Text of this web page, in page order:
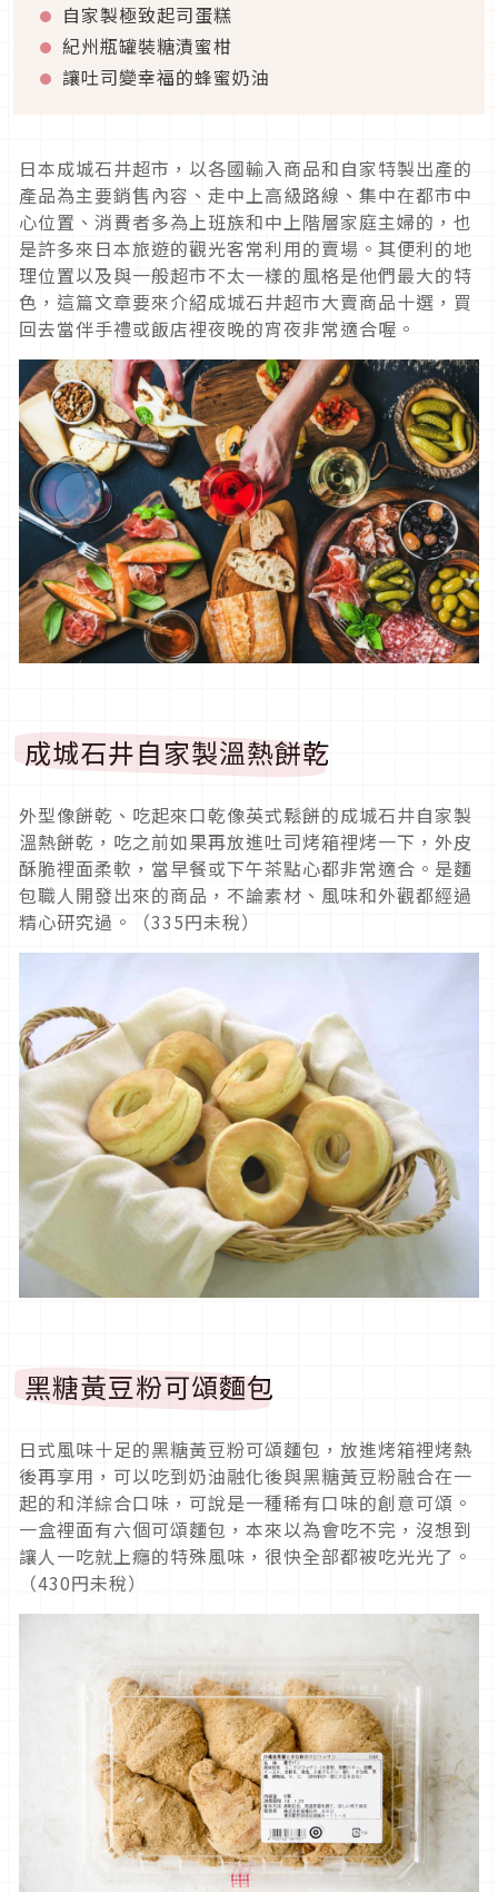
自家製極致起司蛋糕
紀州瓶罐裝糖漬蜜柑
讓吐司變幸福的蜂蜜奶油
日本成城石井超市，以各國輸入商品和自家特製出產的
產品為主要銷售內容、走中上高級路線、集中在都市中
心位置、消費者多為上班族和中上階層家庭主婦的，也
是許多來日本旅遊的觀光客常利用的賣場。其便利的地
理位置以及與一般超市不太一樣的風格是他們最大的特
色，這篇文章要來介紹成城石井超市大賣商品十選，買
回去當伴手禮或飯店裡夜晚的宵夜非常適合喔。
成城石井自家製溫熱餅乾
外型像餅乾、吃起來口乾像英式鬆餅的成城石井自家製
溫熱餅乾，吃之前如果再放進吐司烤箱裡烤一下，外皮
酥脆裡面柔軟，當早餐或下午茶點心都非常適合。是麵
包職人開發出來的商品，不論素材、風味和外觀都經過
精心研究過。（335円未稅）
黑糖黃豆粉可頌麵包
日式風味十足的黑糖黃豆粉可頌麵包，放進烤箱裡烤熱
後再享用，可以吃到奶油融化後與黑糖黃豆粉融合在一
起的和洋綜合口味，可說是一種稀有口味的創意可頌。
一盒裡面有六個可頌麵包，本來以為會吃不完，沒想到
讓人一吃就上癮的特殊風味，很快全部都被吃光光了。
（430円未稅）